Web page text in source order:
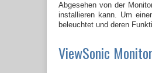
Abgesehen von der
installieren kann. Um
beleuchtet und deren
ViewSonic